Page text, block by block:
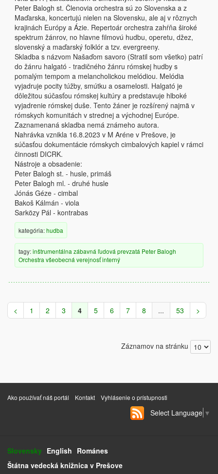
Peter Balogh st. Členovia orchestra sú zo Slovenska a z
Maďarska, koncertujú nielen na Slovensku, ale aj v rôznych
krajinách Európy a Ázie. Repertoár orchestra zahŕňa široké
spektrum žánrov, no hlavne filmovú hudbu, operetu, džez,
slovenský a maďarský folklór a tzv. evergreeny.
Skladba s názvom Našaďom savoro (Stratil som všetko) patrí
do žánru halgató - tradičného žánru rómskej hudby s
pomalým tempom a melancholickou melódiou. Melódia
vyjadruje pocity túžby, smútku a osamelosti. Halgató je
dôležitou súčasťou rómskej kultúry a predstavuje hlboké
vyjadrenie rómskej duše. Tento žáner je rozšírený najmä v
rómskych komunitách v strednej a východnej Európe.
Zaznamenaná skladba nemá známeho autora.
Nahrávka vznikla 16.8.2023 v M Aréne v Prešove, je
súčasťou dokumentácie rómskych cimbalových kapiel v rámci
činnosti DICRK.
Nástroje a obsadenie:
Peter Balogh st. - husle, primáš
Peter Balogh ml. - druhé husle
Jónás Géze - cimbal
Bakoš Kálmán - viola
Sarközy Pál - kontrabas
kategória:hudba
tagy:inštrumentálna zábavná ľudová prevzatá Peter Balogh
Orchestra všeobecná verejnosťinterný
< 1 2 3 4 5 6 7 8 ... 53 >
Záznamov na stránku
Ako používať náš portál Kontakt Vyhlásenie o prístupnosti
Select Language ▼
Slovensky English Románes
Štátna vedecká knižnica v Prešove